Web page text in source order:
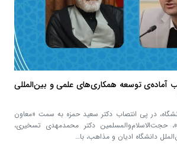
آماده‌ی توسعه همکاری‌های علمی و بین‌المللی
در پی انتصاب دکتر سعید حمزه به سمت «معاون
حجت‌الاسلام‌والمسلمین دکتر محمد‌مهدی تسخیری،
دانشگاه ادیان و مذاهب، با…